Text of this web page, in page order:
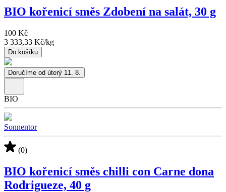
BIO kořenicí směs Zdobení na salát, 30 g
100 Kč
3 333,33 Kč/kg
Do košíku
Doručíme od úterý 11. 8.
BIO
Sonnentor
(0)
BIO kořenicí směs chilli con Carne dona
Rodrigueze, 40 g